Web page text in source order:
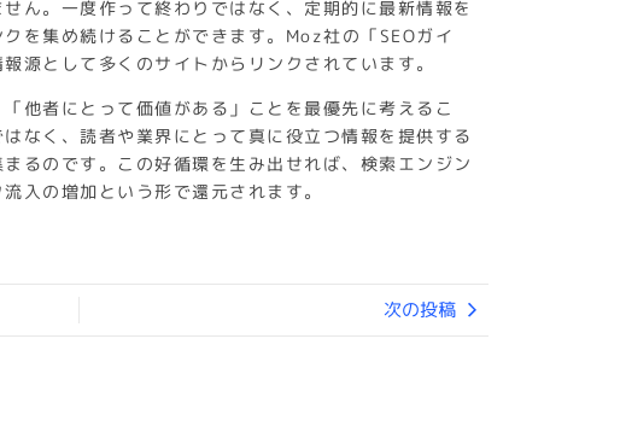
ん。一度作って終わりではなく、定期的に最新情報を
を集め続けることができます。Moz社の「SEOガイ
源として多くのサイトからリンクされています。
他者にとって価値がある」ことを最優先に考えるこ
なく、読者や業界にとって真に役立つ情報を提供する
るのです。この好循環を生み出せれば、検索エンジン
入の増加という形で還元されます。
次の投稿